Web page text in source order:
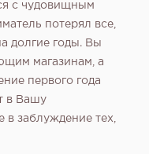
с чудовищным
потерял все,
долгие годы. Вы
магазинам, а
первого года
в Вашу
в заблуждение тех,